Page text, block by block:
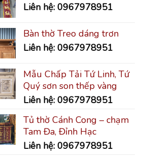
Liên hệ: 0967978951
Bàn thờ Treo dáng trơn
Liên hệ: 0967978951
Mẫu Chấp Tải Tứ Linh, Tứ
Quý sơn son thếp vàng
Liên hệ: 0967978951
Tủ thờ Cánh Cong – chạm
Tam Đa, Đỉnh Hạc
Liên hệ: 0967978951